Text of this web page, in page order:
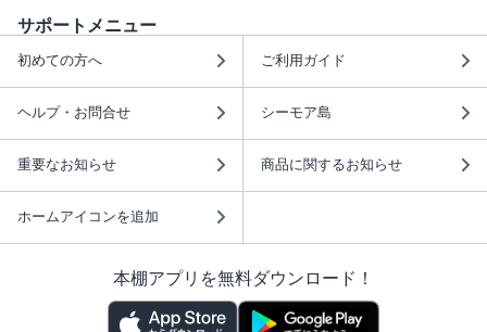
サポートメニュー
初めての方へ ご利用ガイド
ヘルプ・お問合せ シーモア島
重要なお知らせ 商品に関するお知らせ
ホームアイコンを追加
本棚アプリを無料ダウンロード！